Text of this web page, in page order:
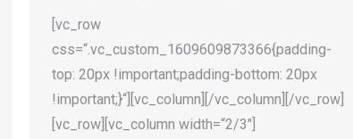
[vc_row
css=“.vc_custom_1609609873366{padding-
top: 20px !important;padding-bottom: 20px
!important;}“][vc_column][/vc_column][/vc_row]
[vc_row][vc_column width=“2/3″]